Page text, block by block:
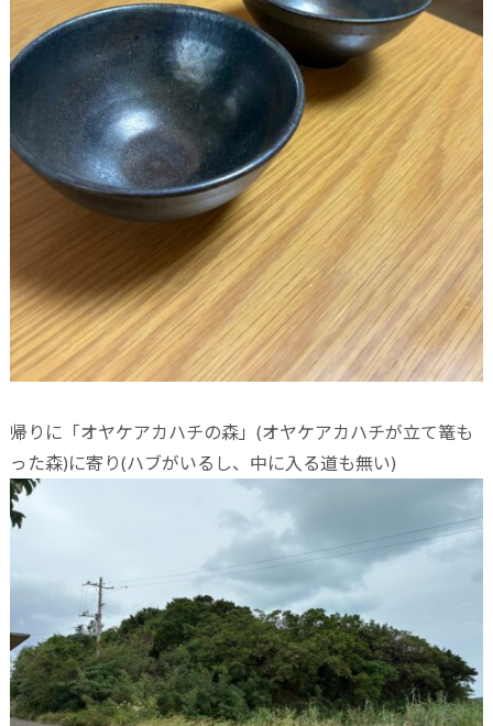
帰りに「オヤケアカハチの森」(オヤケアカハチが立て篭も
った森)に寄り(ハブがいるし、中に入る道も無い)